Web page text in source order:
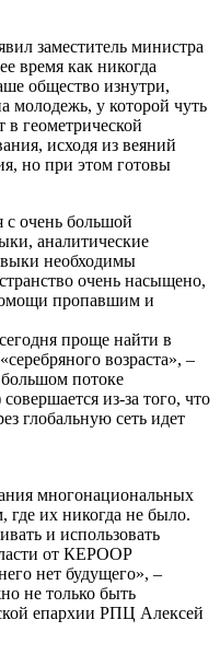
заместитель министра
время как никогда
общество изнутри,
молодежь, у которой чуть
геометрической
исходя из веяний
но при этом готовы
с очень большой
аналитические
необходимы
очень насыщено,
пропавшим и
проще найти в
возраста», –
потоке
из-за того, что
глобальную сеть идет
многонациональных
где их никогда не было.
и использовать
от КЕРООР
нет будущего», –
не только быть
епархии РПЦ Алексей